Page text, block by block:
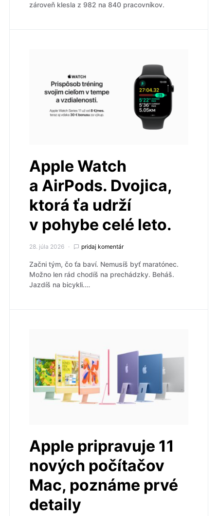
zároveň klesla z 982 na 840 pracovníkov.
Apple Watch
a AirPods. Dvojica,
ktorá ťa udrží
v pohybe celé leto.
28. júla 2026 pridaj komentár
Začni tým, čo ťa baví. Nemusíš byť maratónec.
Možno len rád chodíš na prechádzky. Beháš.
Jazdíš na bicykli.…
Apple pripravuje 11
nových počítačov
Mac, poznáme prvé
detaily